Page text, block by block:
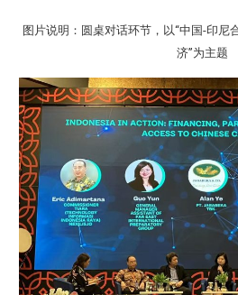
图片说明：圆桌对话环节，以“中国-印尼
济”为主题